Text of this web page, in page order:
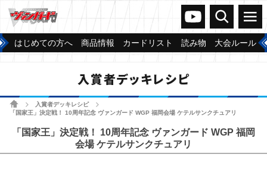
ヴァンガードch
検索 メニュー
はじめての方へ 商品情報 カードリスト 読み物 大会ルール
入賞者デッキレシピ
ホーム 入賞者デッキレシピ
「国家王」決定戦！ 10周年記念 ヴァンガード WGP 福岡会場 ケテルサンクチュアリ
「国家王」決定戦！ 10周年記念 ヴァンガード WGP 福岡
会場 ケテルサンクチュアリ